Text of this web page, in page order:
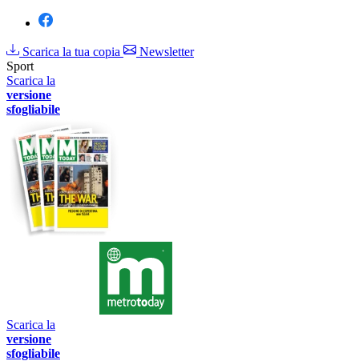
Scarica la tua copia
Newsletter
Sport
Scarica la
versione
sfogliabile
Scarica la
versione
sfogliabile